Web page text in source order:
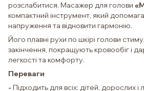
розслабитися. Масажер для голови
компактний інструмент, який
напруження та відновити гармонію.
Його плавні рухи по шкірі голови
закінчення, покращують кровообіг і
легкості та комфорту.
Переваги
- Підходить для всіх: дітей, дорослих